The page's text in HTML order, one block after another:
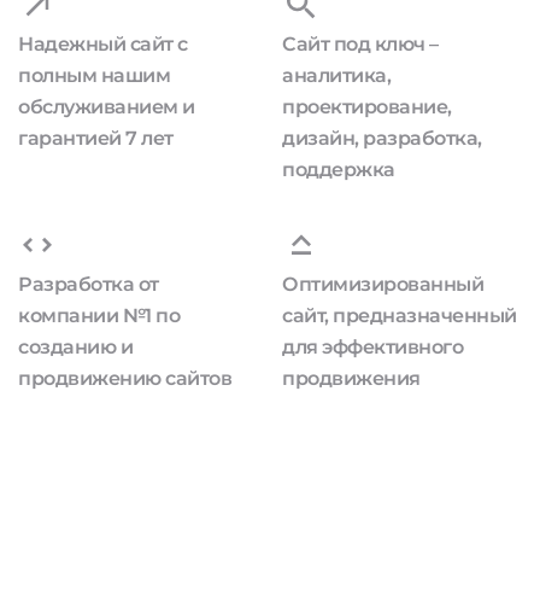
Надежный сайт с
полным нашим
обслуживанием и
гарантией 7 лет
Сайт под ключ –
аналитика,
проектирование,
дизайн, разработка,
поддержка
Разработка от
компании №1 по
созданию и
продвижению сайтов
Оптимизированный
сайт, предназначенный
для эффективного
продвижения